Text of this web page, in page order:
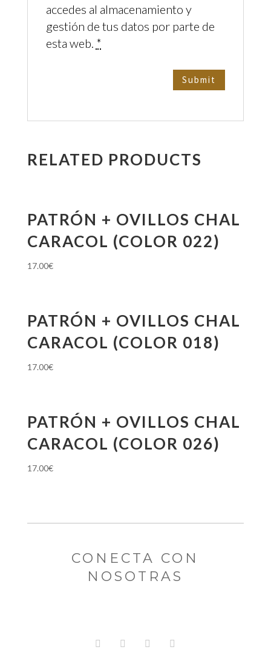
accedes al almacenamiento y
gestión de tus datos por parte de
esta web. *
RELATED PRODUCTS
PATRÓN + OVILLOS CHAL
CARACOL (COLOR 022)
17.00€
PATRÓN + OVILLOS CHAL
CARACOL (COLOR 018)
17.00€
PATRÓN + OVILLOS CHAL
CARACOL (COLOR 026)
17.00€
CONECTA CON
NOSOTRAS